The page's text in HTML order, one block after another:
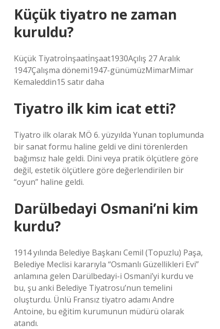
Küçük tiyatro ne zaman
kuruldu?
Küçük Tiyatroİnşaatİnşaat1930Açılış 27 Aralık
1947Çalışma dönemi1947-günümüzMimarMimar
Kemaleddin15 satır daha
Tiyatro ilk kim icat etti?
Tiyatro ilk olarak MÖ 6. yüzyılda Yunan toplumunda
bir sanat formu haline geldi ve dini törenlerden
bağımsız hale geldi. Dini veya pratik ölçütlere göre
değil, estetik ölçütlere göre değerlendirilen bir
“oyun” haline geldi.
Darülbedayi Osmani’ni kim
kurdu?
1914 yılında Belediye Başkanı Cemil (Topuzlu) Paşa,
Belediye Meclisi kararıyla “Osmanlı Güzellikleri Evi”
anlamına gelen Darülbedayi-i Osmani’yi kurdu ve
bu, şu anki Belediye Tiyatrosu’nun temelini
oluşturdu. Ünlü Fransız tiyatro adamı Andre
Antoine, bu eğitim kurumunun müdürü olarak
atandı.